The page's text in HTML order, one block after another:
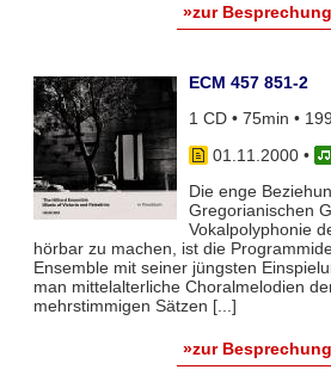
»zur
ECM 457 851-2
1 CD • 75min •
01.11.2000•
Die enge
Gregorianischen
Vokalpolyphonie
hörbar zu machen, ist die
Ensemble mit seiner jüngsten
man mittelalterliche Choralmelodien
mehrstimmigen Sätzen [...]
»zur